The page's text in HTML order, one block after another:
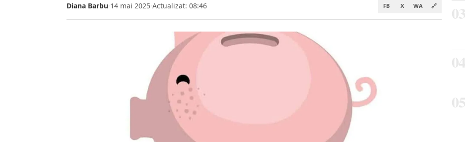
Diana Barbu·14 mai 2025·Actualizat: 08:46 FB X WA 🔗